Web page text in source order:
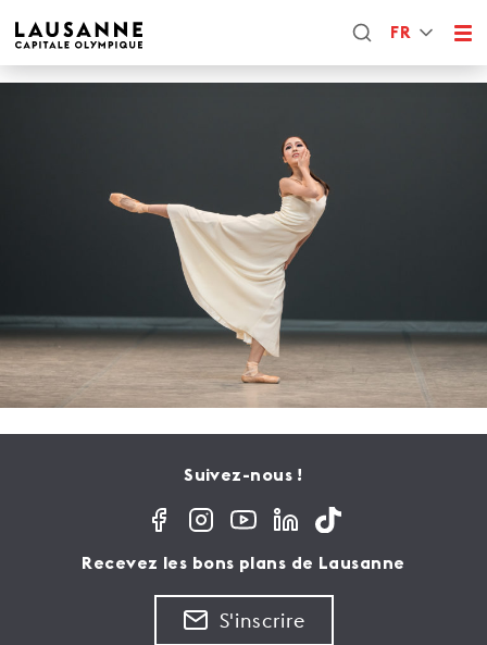
FR
Suivez-nous !
Recevez les bons plans de Lausanne
S'inscrire